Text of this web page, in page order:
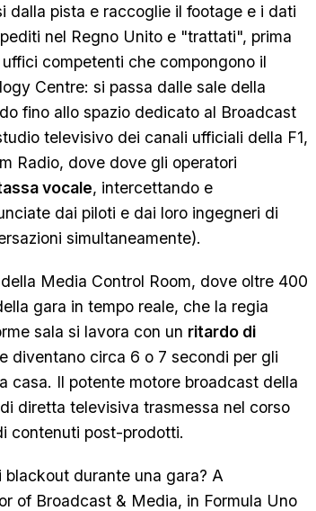
dalla pista e raccoglie il footage e i dati
nel Regno Unito e "trattati", prima
competenti che compongono il
Centre: si passa dalle sale della
fino allo spazio dedicato al Broadcast
televisivo dei canali ufficiali della F1,
Radio, dove dove gli operatori
vocale, intercettando e
dai piloti e dai loro ingegneri di
simultaneamente).
Media Control Room, dove oltre 400
gara in tempo reale, che la regia
sala si lavora con un ritardo di
diventano circa 6 o 7 secondi per gli
casa. Il potente motore broadcast della
diretta televisiva trasmessa nel corso
contenuti post-prodotti.
durante una gara? A
of Broadcast & Media, in Formula Uno